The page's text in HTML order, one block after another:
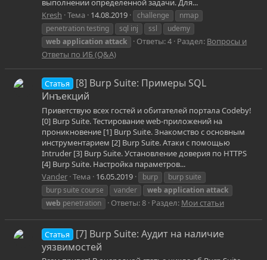
выполнении определенной задачи. Для...
Kresh Тема 14.08.2019 challenge
nmap
penetration testing
sql inj ssl
udemy
web application attack Ответы: 4 Раздел: Вопросы и
Ответы по ИБ (Q&A)
Статья
[8] Burp Suite: Примеры SQL
Инъекций
Приветствую всех гостей и обитателей портала Codeby!
[0] Burp Suite. Тестирование web-приложений на
проникновение [1] Burp Suite. Знакомство с основным
инструментарием [2] Burp Suite. Атаки с помощью
Intruder [3] Burp Suite. Установление доверия по HTTPS
[4] Burp Suite. Настройка параметров...
Vander Тема 16.05.2019 burp
burp suite
burp suite course
vander web application attack
web penetration Ответы: 8 Раздел: Мои статьи
Статья
[7] Burp Suite: Аудит на наличие
уязвимостей